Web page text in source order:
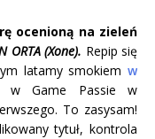
ocenioną na zieleń
ORTA (Xone). Repip się
latamy smokiem w
Game Passie w
To zasysam!
tytuł, kontrola